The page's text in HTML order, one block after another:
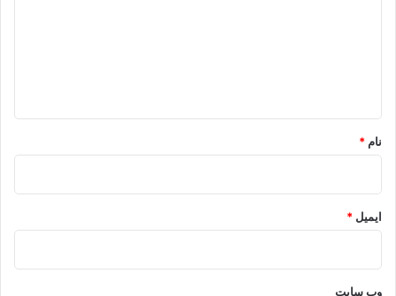
نام *
ایمیل *
وب‌ سایت